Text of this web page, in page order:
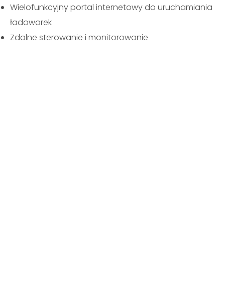
Wielofunkcyjny portal internetowy do uruchamiania
ładowarek
Zdalne sterowanie i monitorowanie